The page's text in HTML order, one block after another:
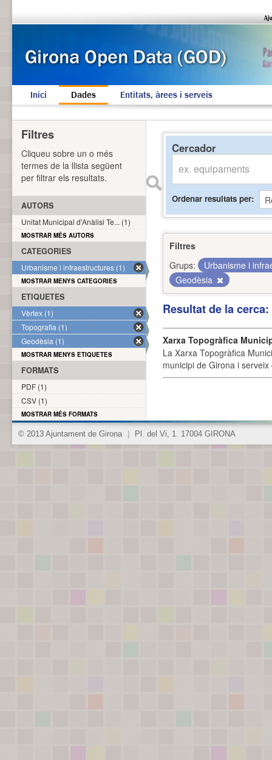
Inici Dades Entitats, àrees i serveis
Cercador
Ordenar resultats per
Filtres
Grups:
Urbanisme i
Geodèsia
Resultat de la
Xarxa Topogràfica
La Xarxa Topogràfica
municipi de Girona i
Filtres
Cliqueu sobre un o més
termes de la llista següent
per filtrar els resultats.
AUTORS
Unitat Municipal d'Anàlisi Te... (1)
MOSTRAR MÉS AUTORS
CATEGORIES
Urbanisme i infraestructures (1)
MOSTRAR MENYS CATEGORIES
ETIQUETES
Vèrtex (1)
Topografia (1)
Geodèsia (1)
MOSTRAR MENYS ETIQUETES
FORMATS
PDF (1)
CSV (1)
MOSTRAR MÉS FORMATS
© 2013 Ajuntament de Girona Pl. del Vi, 1. 17004 GIRONA